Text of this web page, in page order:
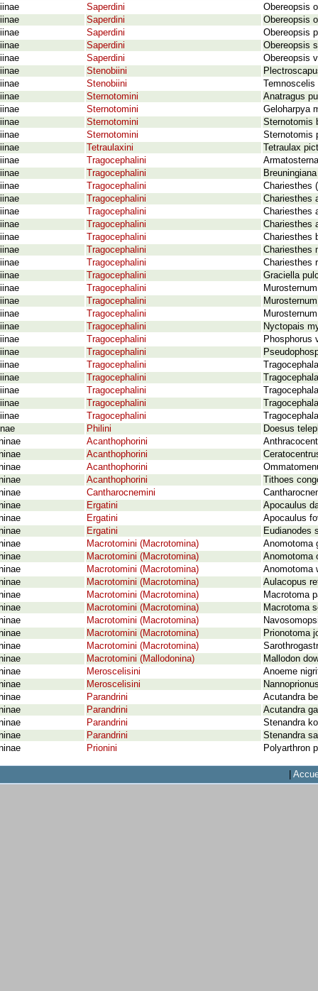
Saperdini
Obereopsis
Saperdini
Obereopsis
Saperdini
Obereopsis
Saperdini
Obereopsis
Saperdini
Obereopsis
Stenobiini
Stenobiini
Sternotomini
Anatragus
Sternotomini
Geloharpya
Sternotomini
Sternotomis
Sternotomini
Sternotomis
Tetraulaxini
Tetraulax
Tragocephalini
Tragocephalini
Tragocephalini
Chariesthes
Tragocephalini
Chariesthes
Tragocephalini
Chariesthes
Tragocephalini
Chariesthes
Tragocephalini
Chariesthes
Tragocephalini
Chariesthes
Tragocephalini
Chariesthes
Tragocephalini
Graciella
Tragocephalini
Tragocephalini
Tragocephalini
Tragocephalini
Nyctopais
Tragocephalini
Phosphorus
Tragocephalini
Tragocephalini
Tragocephalini
Tragocephalini
Tragocephalini
Tragocephalini
Philini
Doesus
Acanthophorini
Acanthophorini
Acanthophorini
Acanthophorini
Tithoes
Cantharocnemini
Ergatini
Apocaulus
Ergatini
Apocaulus
Ergatini
Eudianodes
Macrotomini (Macrotomina)
Anomotoma
Macrotomini (Macrotomina)
Anomotoma
Macrotomini (Macrotomina)
Anomotoma
Macrotomini (Macrotomina)
Aulacopus
Macrotomini (Macrotomina)
Macrotoma
Macrotomini (Macrotomina)
Macrotoma
Macrotomini (Macrotomina)
Macrotomini (Macrotomina)
Prionotoma
Macrotomini (Macrotomina)
Macrotomini (Mallodonina)
Mallodon
Meroscelisini
Anoeme
Meroscelisini
Parandrini
Acutandra
Parandrini
Acutandra
Parandrini
Stenandra
Parandrini
Stenandra
Prionini Polyarthron